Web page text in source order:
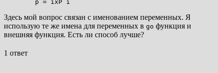
Здесь мой вопрос связан с именованием переменных. Я
использую те же имена для переменных в go функция и
внешняя функция. Есть ли способ лучше?
1 ответ